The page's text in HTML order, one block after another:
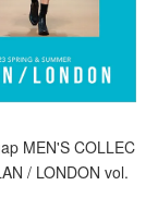
MEN'S COLLEC
/ LONDON vol.